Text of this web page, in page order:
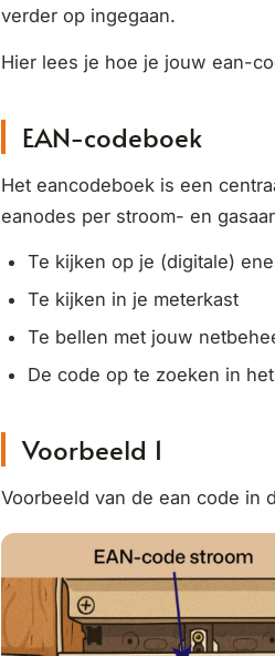
verder op ingegaan.
Hier lees je hoe je jouw ean-
EAN-codeboek
Het eancodeboek is een
eanodes per stroom- en
Te kijken op je (digitale)
Te kijken in je meterkast
Te bellen met jouw
De code op te zoeken in
Voorbeeld 1
Voorbeeld van de ean code in